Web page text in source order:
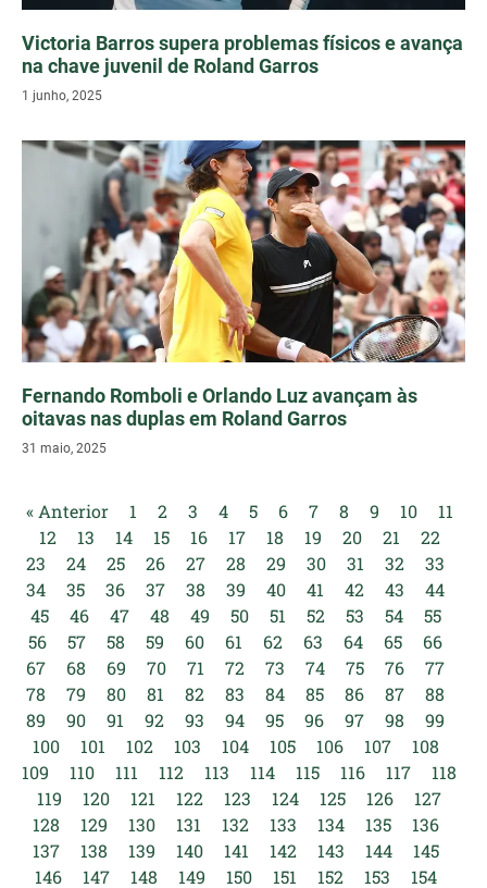
Victoria Barros supera problemas físicos e avança
na chave juvenil de Roland Garros
1 junho, 2025
Fernando Romboli e Orlando Luz avançam às
oitavas nas duplas em Roland Garros
31 maio, 2025
« Anterior 1 2 3 4 5 6 7 8 9 10
11
12
13 14 15 16 17 18 19 20 21
22
23
24 25 26 27 28 29 30 31 32
33
34
35 36 37 38 39 40 41 42 43
44
45
46 47 48 49 50 51 52 53 54
55
56
57 58 59 60 61 62 63 64 65
66
67
68 69 70 71 72 73 74 75 76
77
78
79 80 81 82 83 84 85 86 87
88
89
90 91 92 93 94 95 96 97 98
99
100
101 102 103 104 105 106 107
108
109
110 111 112 113 114 115 116 117
118
119
120 121 122 123 124 125 126
127
128
129 130 131 132 133 134 135
136
137
138 139 140 141 142 143 144
145
146
147 148 149 150 151 152 153
154